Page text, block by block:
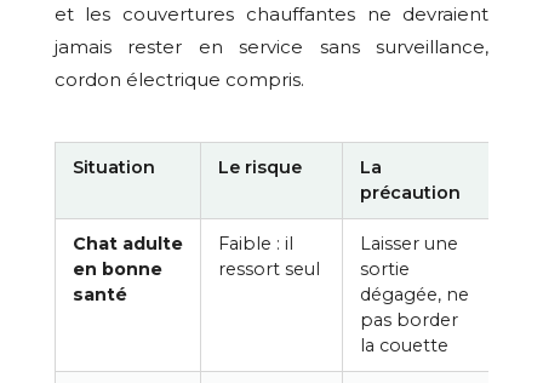
et les couvertures chauffantes ne devraient
jamais rester en service sans surveillance,
cordon électrique compris.
Situation Le risque
La
précaution
Chat adulte
en bonne
santé
Faible : il
ressort seul
Laisser une
sortie
dégagée, ne
pas border
la couette